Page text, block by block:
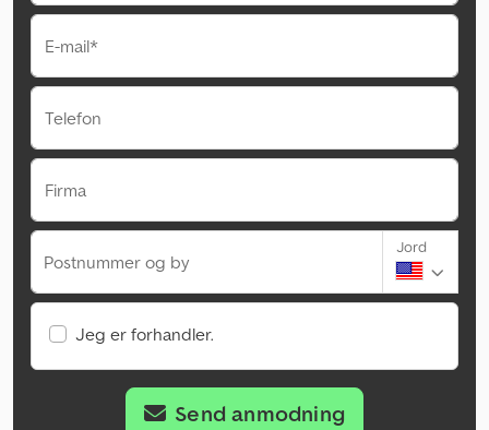
E-mail*
Telefon
Firma
Postnummer og by
Jord
Jeg er forhandler.
Send anmodning